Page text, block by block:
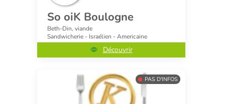
So oiK Boulogne
Beth-Din, viande
Sandwicherie - Israélien - Americaine
Découvrir
PAS D'INFOS